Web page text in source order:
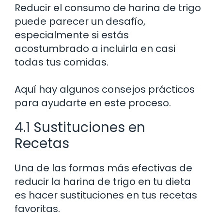
Reducir el consumo de harina de trigo
puede parecer un desafío,
especialmente si estás
acostumbrado a incluirla en casi
todas tus comidas.
Aquí hay algunos consejos prácticos
para ayudarte en este proceso.
4.1 Sustituciones en
Recetas
Una de las formas más efectivas de
reducir la harina de trigo en tu dieta
es hacer sustituciones en tus recetas
favoritas.